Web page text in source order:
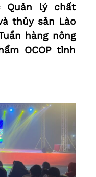
Quản lý chất
thủy sản Lào
hàng nông
OCOP tỉnh